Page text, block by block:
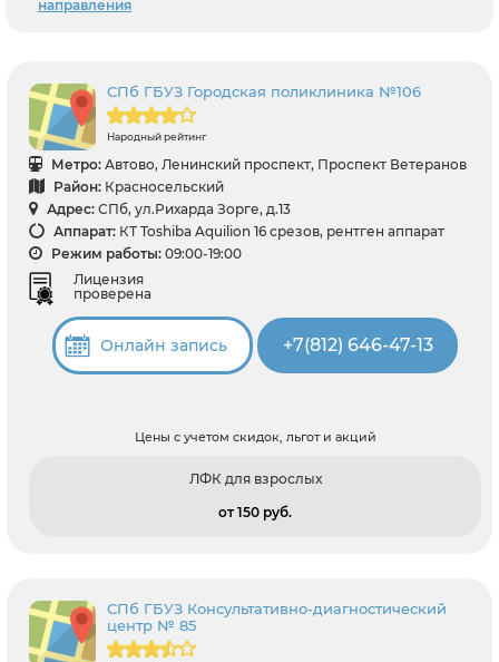
направления
СПб ГБУЗ Городская поликлиника №106
Народный рейтинг
Метро: Автово, Ленинский проспект, Проспект Ветеранов
Район: Красносельский
Адрес: СПб, ул.Рихарда Зорге, д.13
Аппарат: КТ Toshiba Aquilion 16 срезов, рентген аппарат
Режим работы: 09:00-19:00
Лицензия
проверена
Онлайн запись +7(812) 646-47-13
Цены с учетом скидок, льгот и акций
ЛФК для взрослых
от 150 pуб.
СПб ГБУЗ Консультативно-диагностический
центр № 85